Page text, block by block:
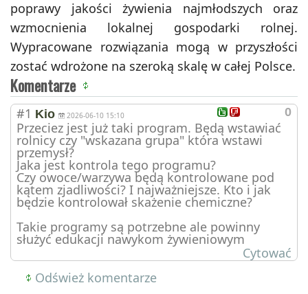
poprawy jakości żywienia najmłodszych oraz
wzmocnienia lokalnej gospodarki rolnej.
Wypracowane rozwiązania mogą w przyszłości
zostać wdrożone na szeroką skalę w całej Polsce.
Komentarze
0
#1 Kio 2026-06-10 15:10
Przeciez jest już taki program. Będą wstawiać
rolnicy czy "wskazana grupa" która wstawi
przemysł?
Jaka jest kontrola tego programu?
Czy owoce/warzywa będą kontrolowane pod
kątem zjadliwości? I najważniejsze. Kto i jak
będzie kontrolował skażenie chemiczne?
Takie programy są potrzebne ale powinny
służyć edukacji nawykom żywieniowym
Cytować
Odśwież komentarze